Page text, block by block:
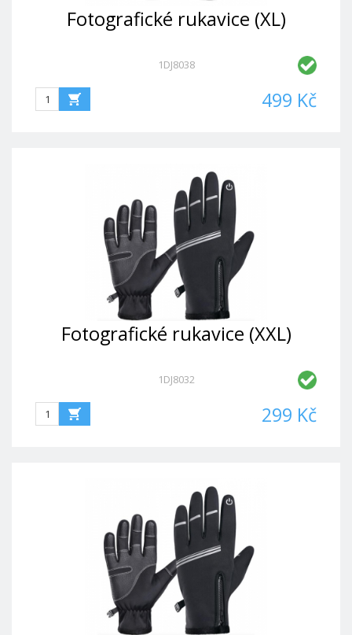
Fotografické rukavice (XL)
1DJ8038
499 Kč
Fotografické rukavice (XXL)
1DJ8032
299 Kč